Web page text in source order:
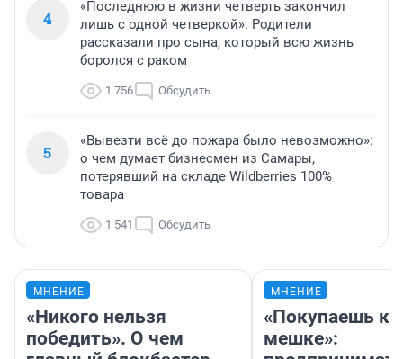
4
«Последнюю в жизни четверть закончил
лишь с одной четверкой». Родители
рассказали про сына, который всю жизнь
боролся с раком
1 756 Обсудить
5
«Вывезти всё до пожара было невозможно»:
о чем думает бизнесмен из Самары,
потерявший на складе Wildberries 100%
товара
1 541 Обсудить
МНЕНИЕ
«Никого нельзя
победить». О чем
МНЕНИЕ
«Покупаешь
мешке»: